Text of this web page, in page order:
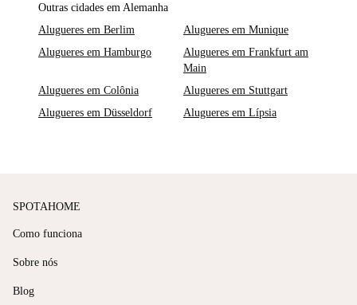
Outras cidades em Alemanha
Alugueres em Berlim
Alugueres em Munique
Alugueres em Hamburgo
Alugueres em Frankfurt am
Main
Alugueres em Colônia
Alugueres em Stuttgart
Alugueres em Düsseldorf
Alugueres em Lípsia
SPOTAHOME
Como funciona
Sobre nós
Blog